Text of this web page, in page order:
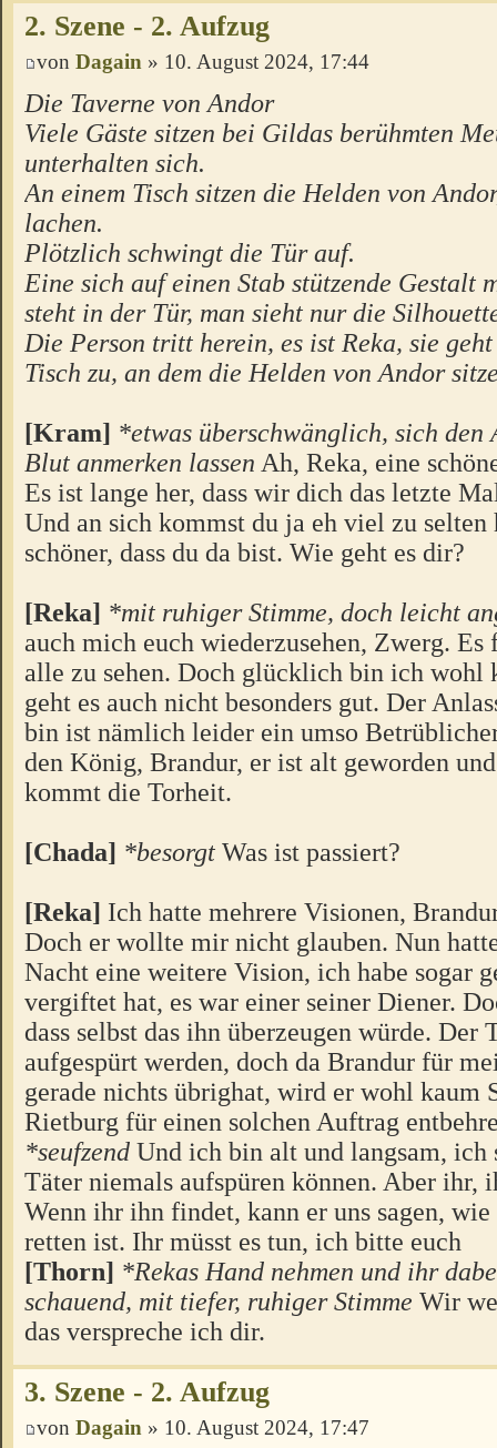
2. Szene - 2. Aufzug
von Dagain » 10. August 2024, 17:44
Die Taverne von Andor
Viele Gäste sitzen bei Gildas berühmten
unterhalten sich.
An einem Tisch sitzen die Helden von
lachen.
Plötzlich schwingt die Tür auf.
Eine sich auf einen Stab stützende Gestalt
steht in der Tür, man sieht nur die
Die Person tritt herein, es ist Reka, sie
Tisch zu, an dem die Helden von Andor
[Kram] *etwas überschwänglich, sich den
Blut anmerken lassen Ah, Reka, eine
Es ist lange her, dass wir dich das letzte
Und an sich kommst du ja eh viel zu selten
schöner, dass du da bist. Wie geht es dir?
[Reka] *mit ruhiger Stimme, doch leicht
auch mich euch wiederzusehen, Zwerg. Es
alle zu sehen. Doch glücklich bin ich wohl
geht es auch nicht besonders gut. Der
bin ist nämlich leider ein umso
den König, Brandur, er ist alt geworden
kommt die Torheit.
[Chada] *besorgt Was ist passiert?
[Reka] Ich hatte mehrere Visionen,
Doch er wollte mir nicht glauben. Nun
Nacht eine weitere Vision, ich habe sogar
vergiftet hat, es war einer seiner Diener.
dass selbst das ihn überzeugen würde. Der
aufgespürt werden, doch da Brandur für
gerade nichts übrighat, wird er wohl kaum
Rietburg für einen solchen Auftrag
*seufzend Und ich bin alt und langsam, ich
Täter niemals aufspüren können. Aber ihr,
Wenn ihr ihn findet, kann er uns sagen,
retten ist. Ihr müsst es tun, ich bitte euch
[Thorn] *Rekas Hand nehmen und ihr
schauend, mit tiefer, ruhiger Stimme Wir
das verspreche ich dir.
3. Szene - 2. Aufzug
von Dagain » 10. August 2024, 17:47